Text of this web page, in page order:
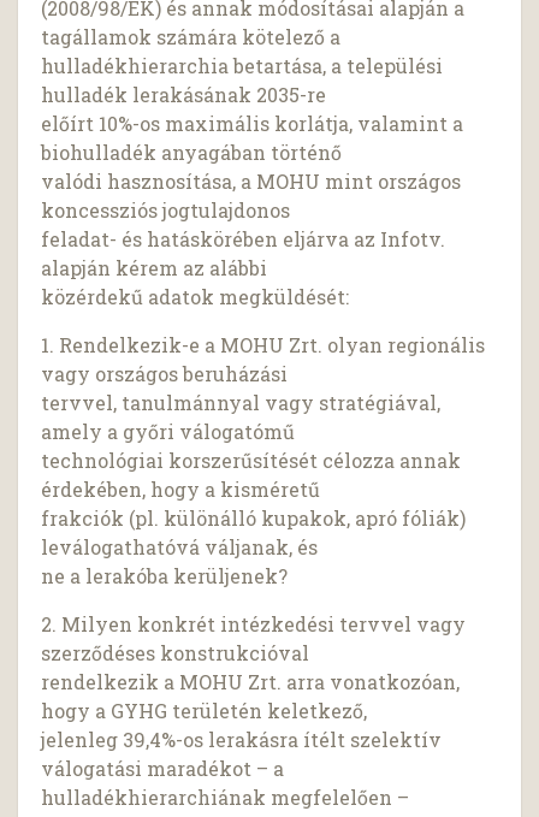
(2008/98/EK) és annak módosításai alapján a
tagállamok számára kötelező a
hulladékhierarchia betartása, a települési
hulladék lerakásának 2035-re
előírt 10%-os maximális korlátja, valamint a
biohulladék anyagában történő
valódi hasznosítása, a MOHU mint országos
koncessziós jogtulajdonos
feladat- és hatáskörében eljárva az Infotv.
alapján kérem az alábbi
közérdekű adatok megküldését:
1. Rendelkezik-e a MOHU Zrt. olyan regionális
vagy országos beruházási
tervvel, tanulmánnyal vagy stratégiával,
amely a győri válogatómű
technológiai korszerűsítését célozza annak
érdekében, hogy a kisméretű
frakciók (pl. különálló kupakok, apró fóliák)
leválogathatóvá váljanak, és
ne a lerakóba kerüljenek?
2. Milyen konkrét intézkedési tervvel vagy
szerződéses konstrukcióval
rendelkezik a MOHU Zrt. arra vonatkozóan,
hogy a GYHG területén keletkező,
jelenleg 39,4%-os lerakásra ítélt szelektív
válogatási maradékot – a
hulladékhierarchiának megfelelően –